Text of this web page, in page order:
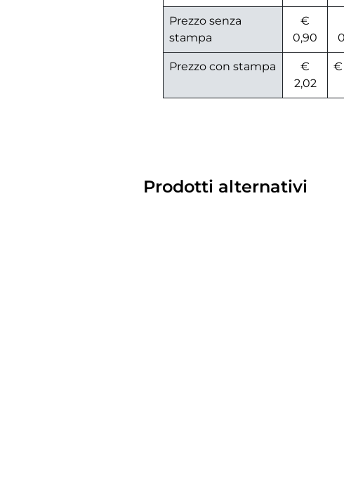
Prezzo senza
stampa
€
0,90
Prezzo con stampa
€
2,02
€
Prodotti alternativi